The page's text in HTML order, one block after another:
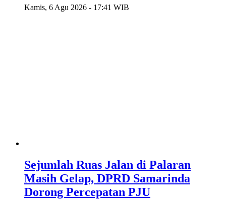
Kamis, 6 Agu 2026 - 17:41 WIB
Sejumlah Ruas Jalan di Palaran
Masih Gelap, DPRD Samarinda
Dorong Percepatan PJU